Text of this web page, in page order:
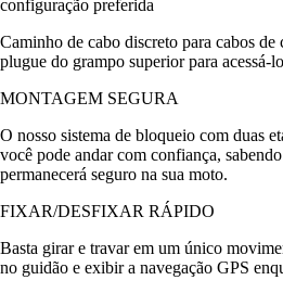
configuração preferida
Caminho de cabo discreto para cabos
plugue do grampo superior para acessá-
MONTAGEM SEGURA
O nosso sistema de bloqueio com duas
você pode andar com confiança,
permanecerá seguro na sua moto.
FIXAR/DESFIXAR RÁPIDO
Basta girar e travar em um único
no guidão e exibir a navegação GPS